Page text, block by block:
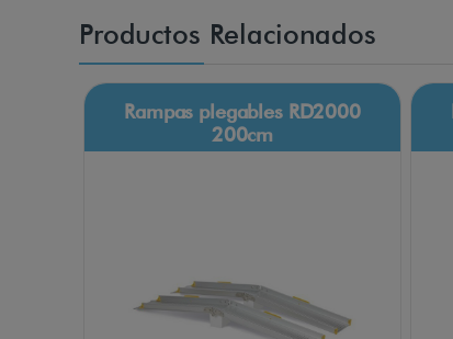
Productos Relacionados
Rampas plegables RD2000
200cm